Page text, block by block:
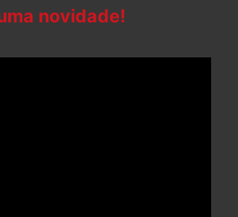
novidade!